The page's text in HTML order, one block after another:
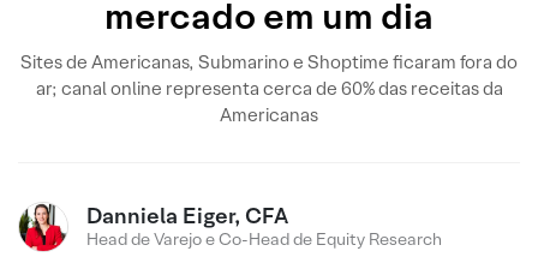
mercado em um dia
Sites de Americanas, Submarino e Shoptime ficaram fora do
ar; canal online representa cerca de 60% das receitas da
Americanas
Danniela Eiger, CFA
Head de Varejo e Co-Head de Equity Research